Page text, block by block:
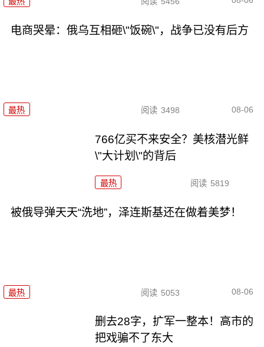
电商哭晕：俄乌互相砸\"饭碗\"，战争已没有后方
最热 阅读 3498 08-06
766亿买不来安全？美核潜光鲜
\"大计划\"的背后
最热 阅读 5819
被俄导弹天天“洗地”，泽连斯基还在做着美梦！
最热 阅读 5053 08-06
删去28字，扩军一整本！高市的
把戏骗不了东大